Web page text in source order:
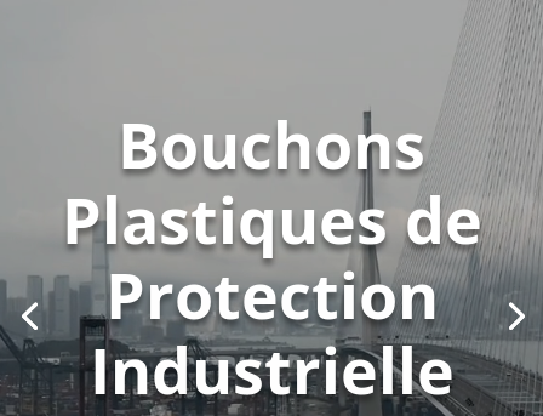
Bouchons
Plastiques de
Protection
Industrielle